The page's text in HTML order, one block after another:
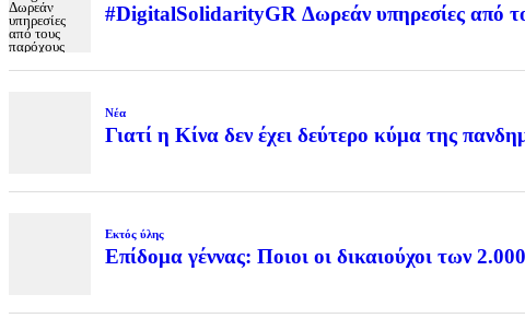
#DigitalSolidarityGR Δωρεάν υπηρεσίες από
Νέα
Γιατί η Κίνα δεν έχει δεύτερο κύμα της
Εκτός ύλης
Επίδομα γέννας: Ποιοι οι δικαιούχοι των